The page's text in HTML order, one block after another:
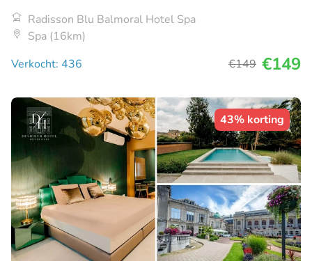
Radisson Blu Balmoral Hotel Spa
Spa (16km)
Verkocht: 436
€149 €149
43% korting